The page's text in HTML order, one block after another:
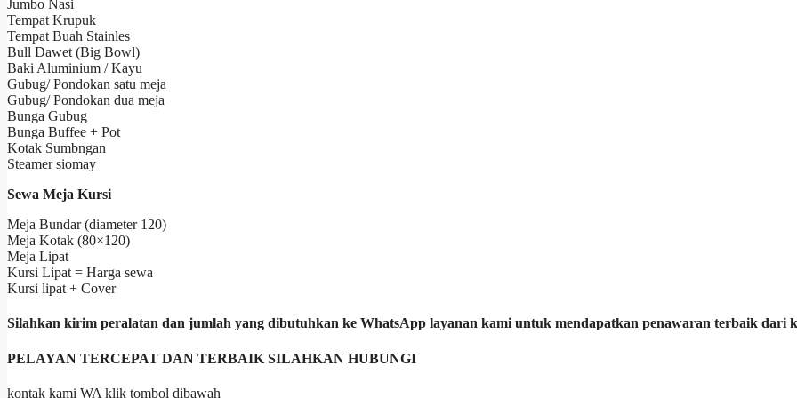
Jumbo Nasi
Tempat Krupuk
Tempat Buah Stainles
Bull Dawet (Big Bowl)
Baki Aluminium / Kayu
Gubug/ Pondokan satu meja
Gubug/ Pondokan dua meja
Bunga Gubug
Bunga Buffee + Pot
Kotak Sumbngan
Steamer siomay
Sewa Meja Kursi
Meja Bundar (diameter 120)
Meja Kotak (80×120)
Meja Lipat
Kursi Lipat = Harga sewa
Kursi lipat + Cover
Silahkan kirim peralatan dan jumlah yang dibutuhkan ke WhatsApp layanan kami untuk mendapatkan penawaran terbaik dari
PELAYAN TERCEPAT DAN TERBAIK SILAHKAN HUBUNGI
kontak kami WA klik tombol dibawah